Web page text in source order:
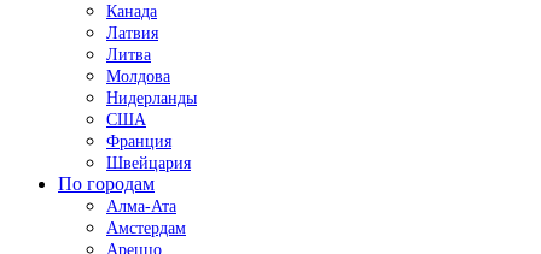
Канада
Латвия
Литва
Молдова
Нидерланды
США
Франция
Швейцария
По городам
Алма-Ата
Амстердам
Ареццо